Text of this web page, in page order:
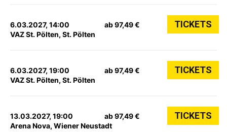
6.03.2027, 14:00
VAZ St. Pölten, St. Pölten
ab 97,49 € TICKETS
6.03.2027, 19:00
VAZ St. Pölten, St. Pölten
ab 97,49 € TICKETS
13.03.2027, 19:00
Arena Nova, Wiener Neustadt
ab 97,49 € TICKETS